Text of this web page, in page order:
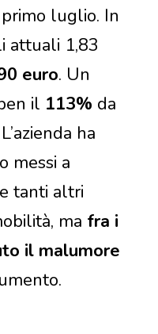
luglio. In
attuali 1,83
euro. Un
il 113% da
ha
messi a
tanti altri
ma fra i
il malumore